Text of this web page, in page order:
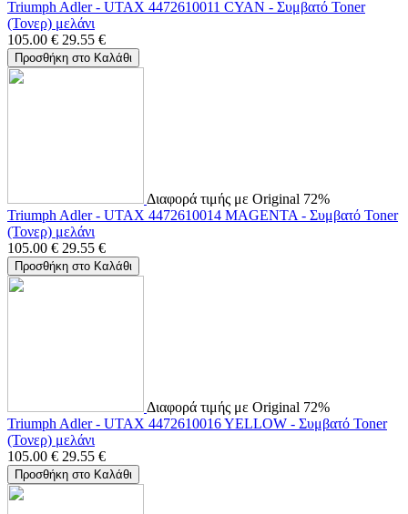
Triumph Adler - UTAX 4472610011 CYAN - Συμβατό Toner
(Τονερ) μελάνι
105.00 € 29.55 €
Προσθήκη στο Καλάθι
Διαφορά τιμής με Original 72%
Triumph Adler - UTAX 4472610014 MAGENTA - Συμβατό Toner
(Τονερ) μελάνι
105.00 € 29.55 €
Προσθήκη στο Καλάθι
Διαφορά τιμής με Original 72%
Triumph Adler - UTAX 4472610016 YELLOW - Συμβατό Toner
(Τονερ) μελάνι
105.00 € 29.55 €
Προσθήκη στο Καλάθι